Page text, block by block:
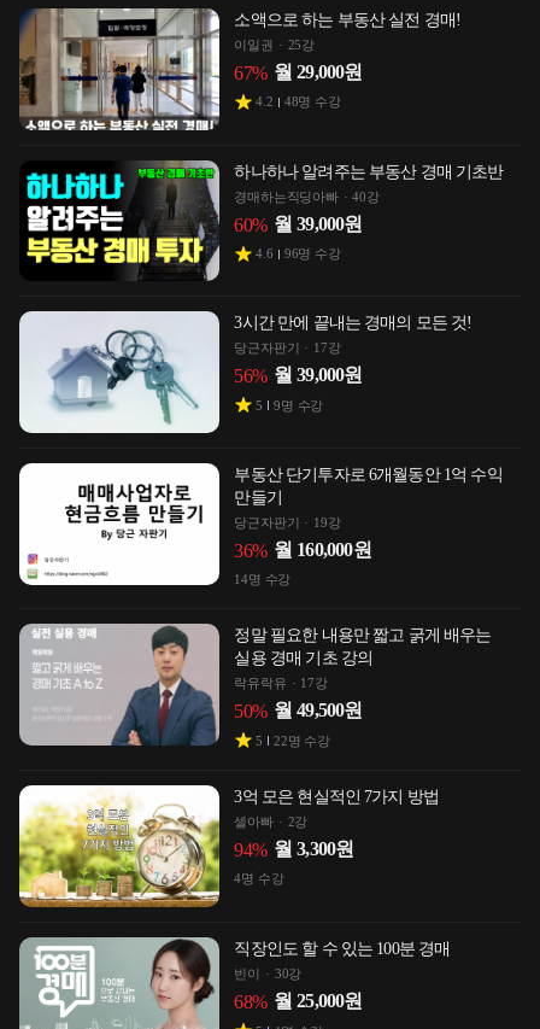
소액으로 하는 부동산 실전 경매!
이일권 25강
67% 월 29,000원
4.2 48명 수강
하나하나 알려주는 부동산 경매 기초반
경매하는직딩아빠 40강
60% 월 39,000원
4.6 96명 수강
3시간 만에 끝내는 경매의 모든 것!
당근자판기 17강
56% 월 39,000원
5 9명 수강
부동산 단기투자로 6개월동안 1억 수익
만들기
당근자판기 19강
36% 월 160,000원
14명 수강
정말 필요한 내용만 짧고 굵게 배우는
실용 경매 기초 강의
락유락유 17강
50% 월 49,500원
5 22명 수강
3억 모은 현실적인 7가지 방법
셀아빠 2강
94% 월 3,300원
4명 수강
직장인도 할 수 있는 100분 경매
빈이 30강
68% 월 25,000원